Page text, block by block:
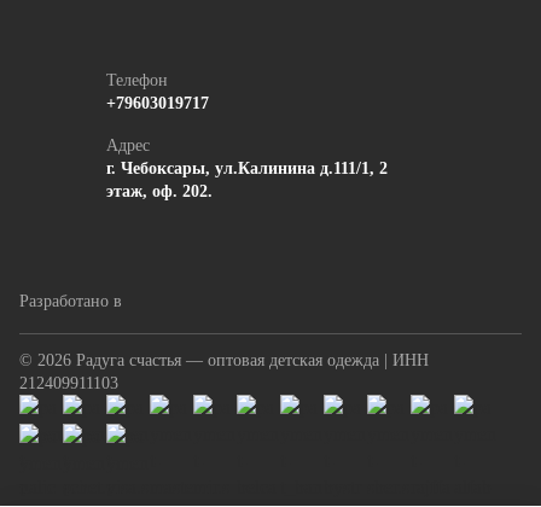
Телефон
+79603019717
Адрес
г. Чебоксары, ул.Калинина д.111/1, 2
этаж, оф. 202.
Разработано в
© 2026 Радуга счастья — оптовая детская одежда | ИНН
212409911103